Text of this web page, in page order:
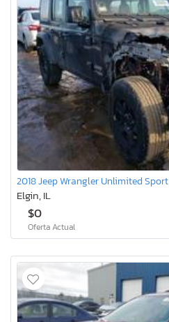
2018 Jeep Wrangler Unlimited Sport
Elgin, IL
$0
Oferta Actual